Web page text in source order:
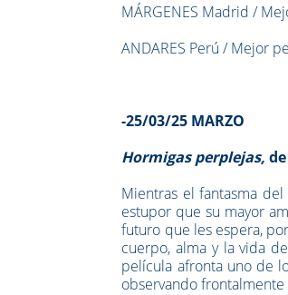
MÁRGENES Madrid /
ANDARES Perú / Mejor
-25/03/25 MARZO
Hormigas perplejas,
Mientras el fantasma
estupor que su mayor
futuro que les espera,
cuerpo, alma y la vida
película afronta uno de
observando